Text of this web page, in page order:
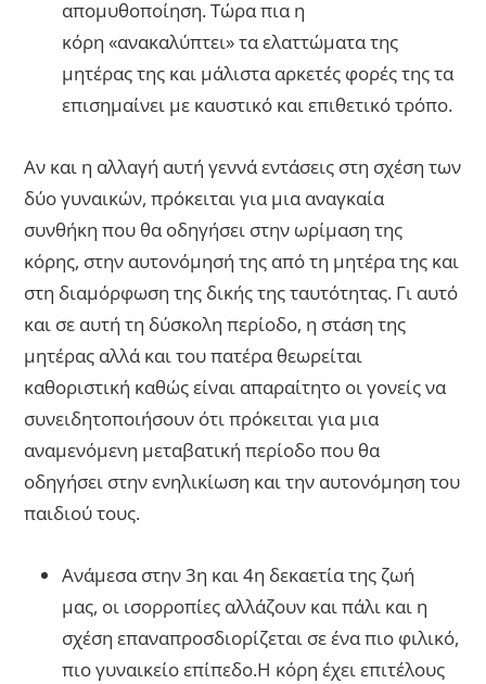
απομυθοποίηση. Τώρα πια η
κόρη «ανακαλύπτει» τα ελαττώματα της
μητέρας της και μάλιστα αρκετές φορές της τα
επισημαίνει με καυστικό και επιθετικό τρόπο.
Αν και η αλλαγή αυτή γεννά εντάσεις στη σχέση των
δύο γυναικών, πρόκειται για μια αναγκαία
συνθήκη που θα οδηγήσει στην ωρίμαση της
κόρης, στην αυτονόμησή της από τη μητέρα της και
στη διαμόρφωση της δικής της ταυτότητας. Γι αυτό
και σε αυτή τη δύσκολη περίοδο, η στάση της
μητέρας αλλά και του πατέρα θεωρείται
καθοριστική καθώς είναι απαραίτητο οι γονείς να
συνειδητοποιήσουν ότι πρόκειται για μια
αναμενόμενη μεταβατική περίοδο που θα
οδηγήσει στην ενηλικίωση και την αυτονόμηση του
παιδιού τους.
Ανάμεσα στην 3η και 4η δεκαετία της ζωή
μας, οι ισορροπίες αλλάζουν και πάλι και η
σχέση επαναπροσδιορίζεται σε ένα πιο φιλικό,
πιο γυναικείο επίπεδο.Η κόρη έχει επιτέλους